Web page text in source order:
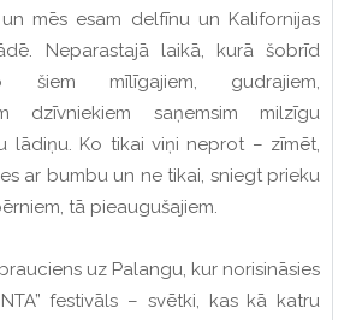
mēs esam delfīnu un Kalifornijas
Neparastajā laikā, kurā šobrīd
šiem mīlīgajiem, gudrajiem,
dzīvniekiem saņemsim milzīgu
lādiņu. Ko tikai viņi neprot – zīmēt,
ar bumbu un ne tikai, sniegt prieku
tā pieaugušajiem.
uz Palangu, kur norisināsies
festivāls – svētki, kas kā katru